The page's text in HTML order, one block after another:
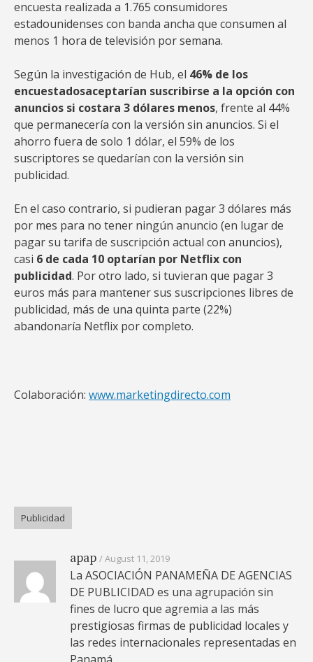
encuesta realizada a 1.765 consumidores
estadounidenses con banda ancha que consumen al
menos 1 hora de televisión por semana.
Según la investigación de Hub, el 46% de los
encuestadosaceptarían suscribirse a la opción con
anuncios si costara 3 dólares menos, frente al 44%
que permanecería con la versión sin anuncios. Si el
ahorro fuera de solo 1 dólar, el 59% de los
suscriptores se quedarían con la versión sin
publicidad.
En el caso contrario, si pudieran pagar 3 dólares más
por mes para no tener ningún anuncio (en lugar de
pagar su tarifa de suscripción actual con anuncios),
casi 6 de cada 10 optarían por Netflix con
publicidad. Por otro lado, si tuvieran que pagar 3
euros más para mantener sus suscripciones libres de
publicidad, más de una quinta parte (22%)
abandonaría Netflix por completo.
Colaboración: www.marketingdirecto.com
Publicidad
apap August 11, 2019
La ASOCIACIÓN PANAMEÑA DE AGENCIAS
DE PUBLICIDAD es una agrupación sin
fines de lucro que agremia a las más
prestigiosas firmas de publicidad locales y
las redes internacionales representadas en